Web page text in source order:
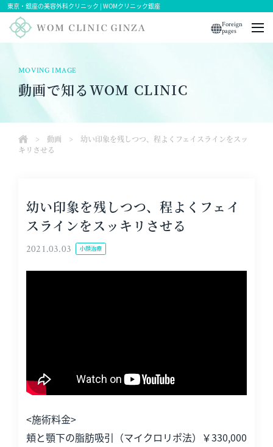
東京・銀座の美容外科クリニック | WOMクリニック銀座
Foreign
pages
MOVING IMAGE
動画で知るWOM CLINIC
> 動画 > 幼い印象を残しつつ、程よくフェイスラインをスッ
キリさせる
幼い印象を残しつつ、程よくフェイ
スラインをスッキリさせる
2021.03.03 小顔治療
<施術料金>
頬と顎下の脂肪吸引（マイクロリポ法）￥330,000